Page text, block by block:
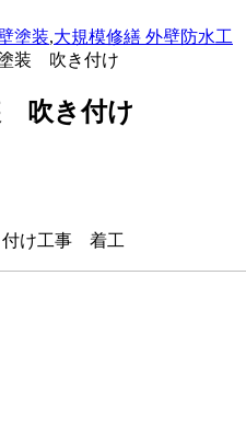
塗装,大規模修繕 外壁防水工
装 吹き付け
吹き付け
付け工事 着工